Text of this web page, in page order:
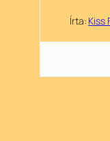
Írta: Kiss